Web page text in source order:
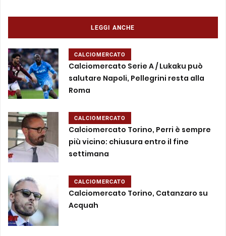
LEGGI ANCHE
CALCIOMERCATO
Calciomercato Serie A / Lukaku può
salutare Napoli, Pellegrini resta alla
Roma
CALCIOMERCATO
Calciomercato Torino, Perri è sempre
più vicino: chiusura entro il fine
settimana
CALCIOMERCATO
Calciomercato Torino, Catanzaro su
Acquah